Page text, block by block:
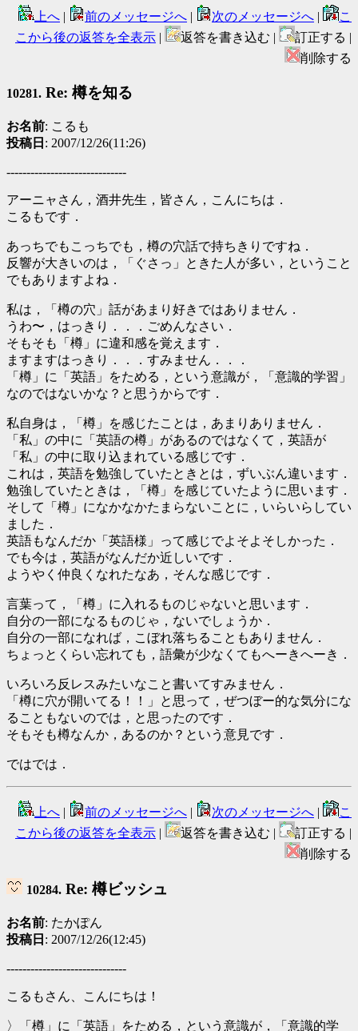
上へ | 前のメッセージへ | 次のメッセージへ |
こ
こから後の返答を全表示 | 返答を書き込む |
訂正する |
削除する
10281. Re: 樽を知る
お名前: こるも
投稿日 : 2007/12/26(11:26)
------------------------------
アーニャさん，酒井先生，皆さん，こんにちは．
こるもです．
あっちでもこっちでも，樽の穴話で持ちきりですね．
反響が大きいのは，「ぐさっ」ときた人が多い，ということ
でもありますよね．
私は，「樽の穴」話があまり好きではありません．
うわ〜，はっきり．．．ごめんなさい．
そもそも「樽」に違和感を覚えます．
ますますはっきり．．．すみません．．．
「樽」に「英語」をためる，という意識が，「意識的学習」
なのではないかな？と思うからです．
私自身は，「樽」を感じたことは，あまりありません．
「私」の中に「英語の樽」があるのではなくて，英語が
「私」の中に取り込まれている感じです．
これは，英語を勉強していたときとは，ずいぶん違います．
勉強していたときは，「樽」を感じていたように思います．
そして「樽」になかなかたまらないことに，いらいらしてい
ました．
英語もなんだか「英語様」って感じでよそよそしかった．
でも今は，英語がなんだか近しいです．
ようやく仲良くなれたなあ，そんな感じです．
言葉って，「樽」に入れるものじゃないと思います．
自分の一部になるものじゃ，ないでしょうか．
自分の一部になれば，こぼれ落ちることもありません．
ちょっとくらい忘れても，語彙が少なくてもへーきへーき．
いろいろ反レスみたいなこと書いてすみません．
「樽に穴が開いてる！！」と思って，ぜつぼー的な気分にな
ることもないのでは，と思ったのです．
そもそも樽なんか，あるのか？という意見です．
ではでは．
上へ | 前のメッセージへ | 次のメッセージへ |
こ
こから後の返答を全表示 | 返答を書き込む |
訂正する |
削除する
10284. Re: 樽ビッシュ
お名前: たかぽん
投稿日 : 2007/12/26(12:45)
------------------------------
こるもさん、こんにちは！
〉「樽」に「英語」をためる，という意識が，「意識的学